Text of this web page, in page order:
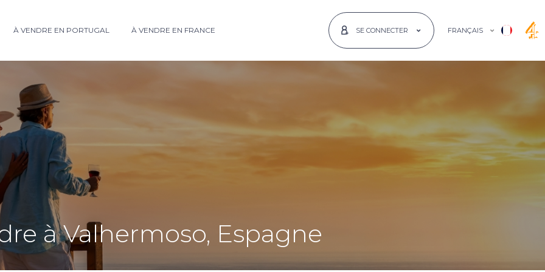
À VENDRE EN PORTUGAL À VENDRE EN FRANCE SE CONNECTER FRANÇAIS
à Valhermoso, Espagne